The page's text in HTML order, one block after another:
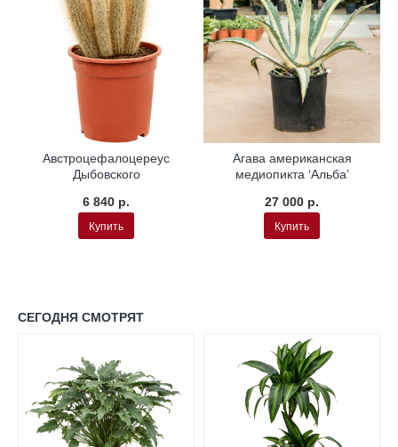
Австроцефалоцереус
Дыбовского
6 840 р.
Купить
Агава американская
медиопикта ‘Альба’
27 000 р.
Купить
СЕГОДНЯ СМОТРЯТ